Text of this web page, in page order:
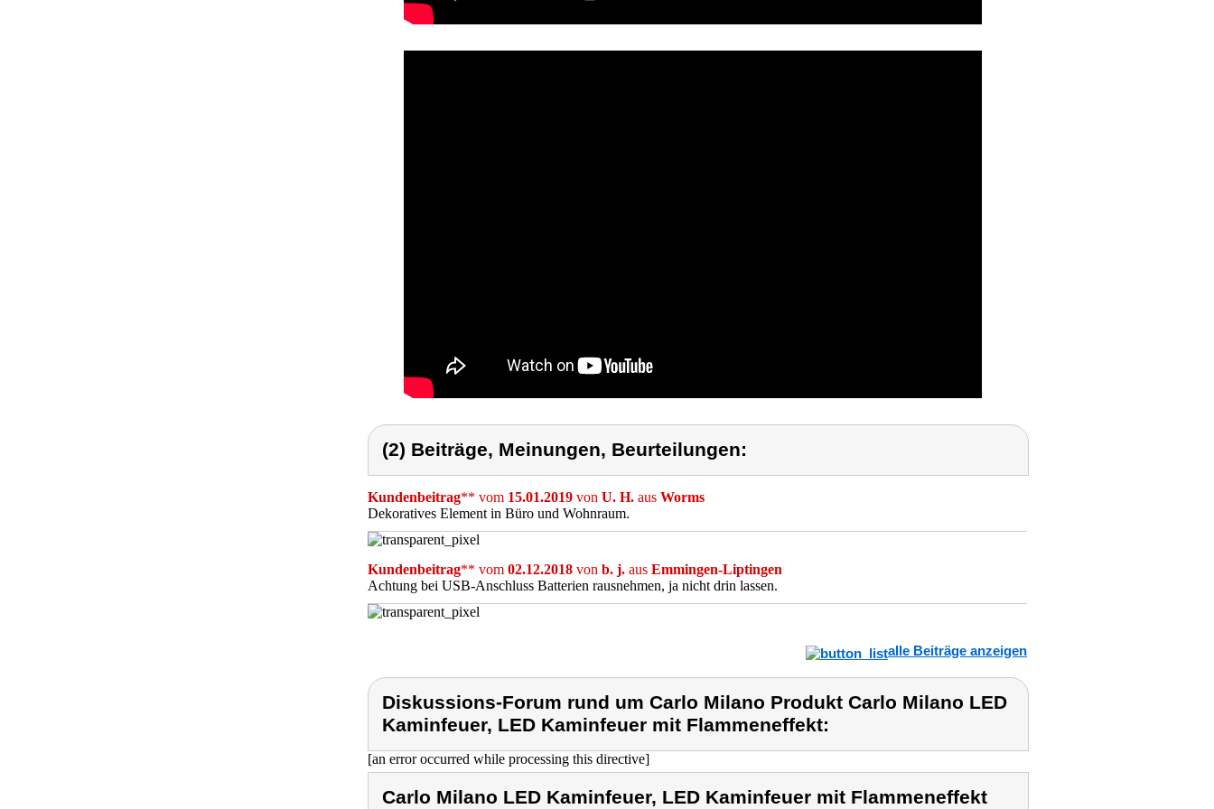
(2) Beiträge, Meinungen, Beurteilungen:
Kundenbeitrag** vom 15.01.2019 von U. H. aus Worms
Dekoratives Element in Büro und Wohnraum.
Kundenbeitrag** vom 02.12.2018 von b. j. aus Emmingen-Liptingen
Achtung bei USB-Anschluss Batterien rausnehmen, ja nicht drin lassen.
alle Beiträge anzeigen
Diskussions-Forum rund um Carlo Milano Produkt Carlo Milano LED
Kaminfeuer, LED Kaminfeuer mit Flammeneffekt:
[an error occurred while processing this directive]
Carlo Milano LED Kaminfeuer, LED Kaminfeuer mit Flammeneffekt